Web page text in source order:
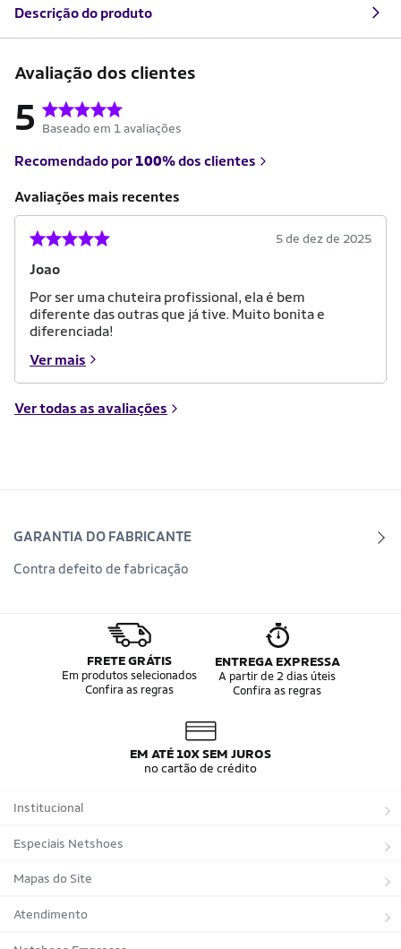
Descrição do produto
Avaliação dos clientes
5 Baseado em 1 avaliações
Recomendado por 100%dos clientes
Avaliações mais recentes
Joao
5 de dez de 2025
Por ser uma chuteira profissional, ela é bem
diferente das outras que já tive. Muito bonita e
diferenciada!
Ver mais
Ver todas as avaliações
GARANTIA DO FABRICANTE
Contra defeito de fabricação
FRETE GRÁTIS
Em produtos selecionados
Confira as regras
ENTREGA EXPRESSA
A partir de 2 dias úteis
Confira as regras
EM ATÉ 10X SEM JUROS
no cartão de crédito
Institucional
Sobre a Netshoes
Política de Privacidade
Programa de Afiliados
Regulamentos
Especiais Netshoes
Suplementos
Corrida
Bicicletas
Mapas do Site
Marcas
Tipos de Produtos
Atendimento